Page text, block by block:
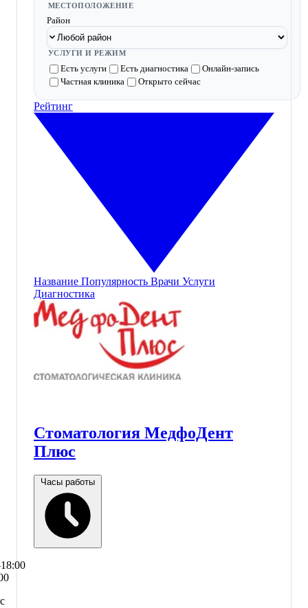
МЕСТОПОЛОЖЕНИЕ
Район
УСЛУГИ И РЕЖИМ
Есть услуги Есть диагностика
Онлайн-запись
Частная клиника
Открыто сейчас
Рейтинг
Название Популярность Врачи Услуги
Диагностика
Стоматология МедфоДент
Плюс
Часы работы